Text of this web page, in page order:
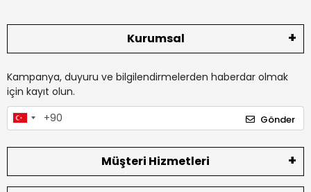
Kurumsal
Kampanya, duyuru ve bilgilendirmelerden haberdar olmak
için kayıt olun.
Gönder
Müşteri Hizmetleri